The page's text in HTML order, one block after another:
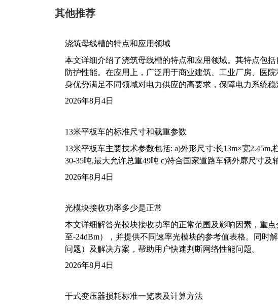
其他推荐
浇筑母线槽的特点和应用领域
本文详细介绍了浇筑母线槽的特点和应用领域。其特点包
防护性能。在应用上，广泛用于商业建筑、工业厂房、医
身优势满足不同领域对电力供应的高要求，保障电力系统稳
2026年8月4日
13米平板车的标准尺寸和载重参数
13米平板车主要技术参数包括: a)外形尺寸:长13m×宽2.45m,
30-35吨,最大允许总重49吨 c)符合国家道路车辆外廓尺寸及
2026年8月4日
光模块接收功率多少是正常
本文详细解答光模块接收功率的正常范围及影响因素，重
至-24dBm），并提供不同速率光模块的参考值表格。同时
问题）及解决方案，帮助用户快速判断网络性能问题。
2026年8月4日
干式变压器损耗标准一览表及计算方法